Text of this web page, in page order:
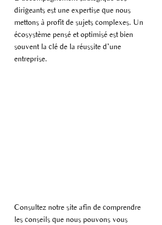
dirigeants est une expertise que nous
mettons à profit de sujets complexes. Un
écosystème pensé et optimisé est bien
souvent la clé de la réussite d’une
entreprise.
Consultez notre site afin de comprendre
les conseils que nous pouvons vous